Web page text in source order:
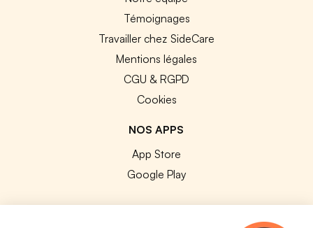
Témoignages
Travailler chez SideCare
Mentions légales
CGU & RGPD
Cookies
NOS APPS
App Store
Google Play